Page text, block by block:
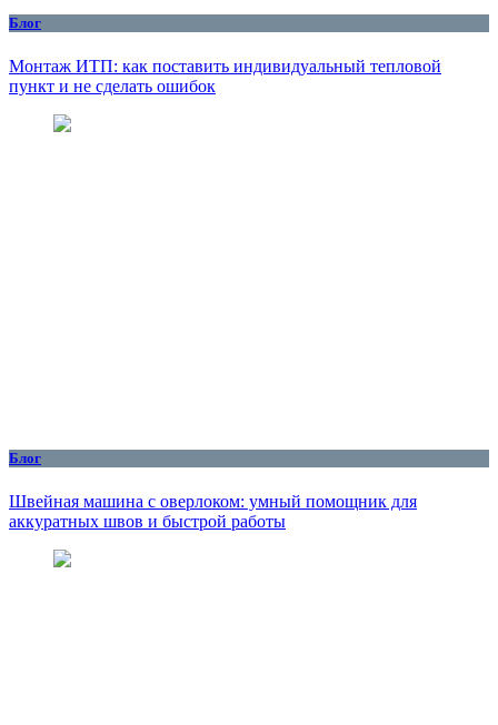
Блог
Монтаж ИТП: как поставить индивидуальный тепловой
пункт и не сделать ошибок
Блог
Швейная машина с оверлоком: умный помощник для
аккуратных швов и быстрой работы